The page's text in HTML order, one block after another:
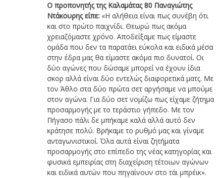
Ο προπονητής της Καλαμάτας 80 Παναγιώτης
Ντάκουρης είπε:«Η αλήθεια είναι πως συνέβη ότι
και στο πρώτο παιχνίδι. Θεωρώ πως ακόμα
χρειαζόμαστε χρόνο. Αποδείξαμε πως είμαστε
ομάδα που δεν τα παρατάει εύκολα και ειδικά μέσα
στην έδρα μας θα είμαστε ακόμα πιο δυνατοί. Οι
δύο αγώνες που δώσαμε μπορεί να έχουν ίδια
σκορ αλλά είναι δύο εντελώς διαφορετικά ματς. Με
τον Άθλο στα δύο πρώτα σετ αργήσαμε να μπούμε
στον αγώνα. Για δύο σετ νομίζω πως είχαμε ζήτημα
προσαρμογής με το τεράστιο γήπεδο. Με τον
Πήγασο πάλι δε μπήκαμε καλά αλλά αυτό δεν
κράτησε πολύ. Βρήκαμε το ρυθμό μας και γίναμε
ανταγωνιστικοί. Όλα αυτά είναι ζητήματα
προσαρμογής στο επίπεδο της νέας κατηγορίας και
φυσικά εμπειρίας στη διαχείριση τέτοιων αγώνων
και ειδικά αυτών που πηγαίνουν στο τάι μπρέικ».